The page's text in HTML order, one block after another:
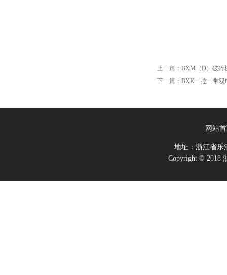
上一篇： BXM（D）破碎
下一篇： BXK一控一带双
网站
地址：浙江省
Copyright © 2018